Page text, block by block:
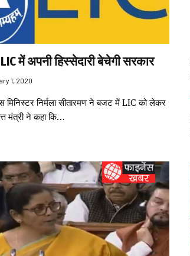
में अपनी हिस्सेदारी बेचेगी सरकार
1, 2020
मिनिस्टर निर्मला सीतारमण ने बजट में LIC को लेकर
मंत्री ने कहा कि…